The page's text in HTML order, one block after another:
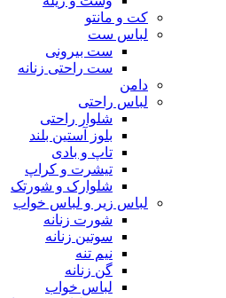
کت و مانتو
لباس ست
ست بیرونی
ست راحتی زنانه
دامن
لباس راحتی
شلوار راحتی
بلوز آستین بلند
تاپ و بادی
تیشرت و کراپ
شلوارک و شورتک
لباس زیر و لباس خواب
شورت زنانه
سوتین زنانه
نیم تنه
گن زنانه
لباس خواب